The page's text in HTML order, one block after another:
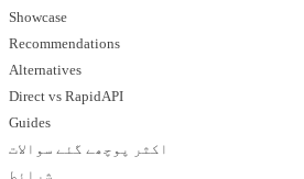
Showcase
Recommendations
Alternatives
Direct vs RapidAPI
Guides
اکثر پوچھے گئے سوالات
شرائط